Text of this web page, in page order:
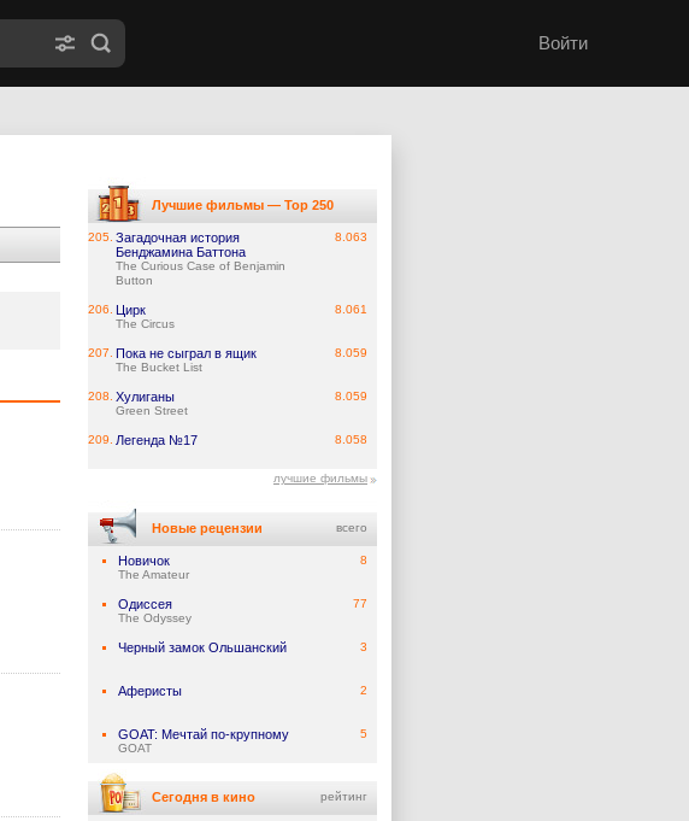
Войти
Лучшие фильмы — Top 250
205. Загадочная история
Бенджамина Баттона
The Curious Case of Benjamin
Button
8.063
206. Цирк
The Circus
8.061
207. Пока не сыграл в ящик
The Bucket List
8.059
208. Хулиганы
Green Street
8.059
209. Легенда №17 8.058
лучшие фильмы
Новые рецензии всего
Новичок
The Amateur
8
Одиссея
The Odyssey
77
Черный замок Ольшанский 3
Аферисты 2
GOAT: Мечтай по-крупному
GOAT
5
Сегодня в кино рейтинг